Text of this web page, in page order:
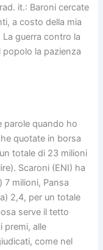
it.: Baroni cercate
a costo della mia
guerra contro la
la pazienza
parole quando ho
quotate in borsa
totale di 23 milioni
Scaroni (ENI) ha
7 milioni, Pansa
2,4, per un totale
serve il tetto
premi, alle
come nel